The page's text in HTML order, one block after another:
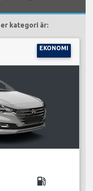
kategori är:
EKONOMI
local_gas_station